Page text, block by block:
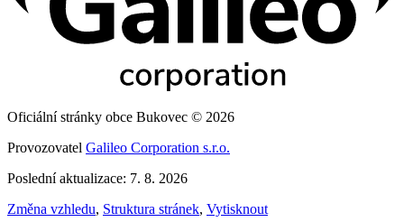
Oficiální stránky obce Bukovec © 2026
Provozovatel Galileo Corporation s.r.o.
Poslední aktualizace: 7. 8. 2026
Změna vzhledu, Struktura stránek, Vytisknout